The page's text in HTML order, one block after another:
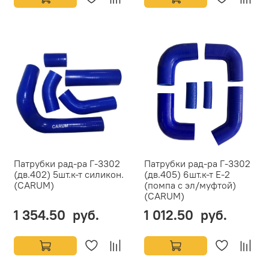
Патрубки рад-ра Г-3302
(дв.402) 5шт.к-т силикон.
(CARUM)
1 354.50 руб.
Патрубки рад-ра Г-3302
(дв.405) 6шт.к-т Е-2
(помпа с эл/муфтой)
(CARUM)
1 012.50 руб.